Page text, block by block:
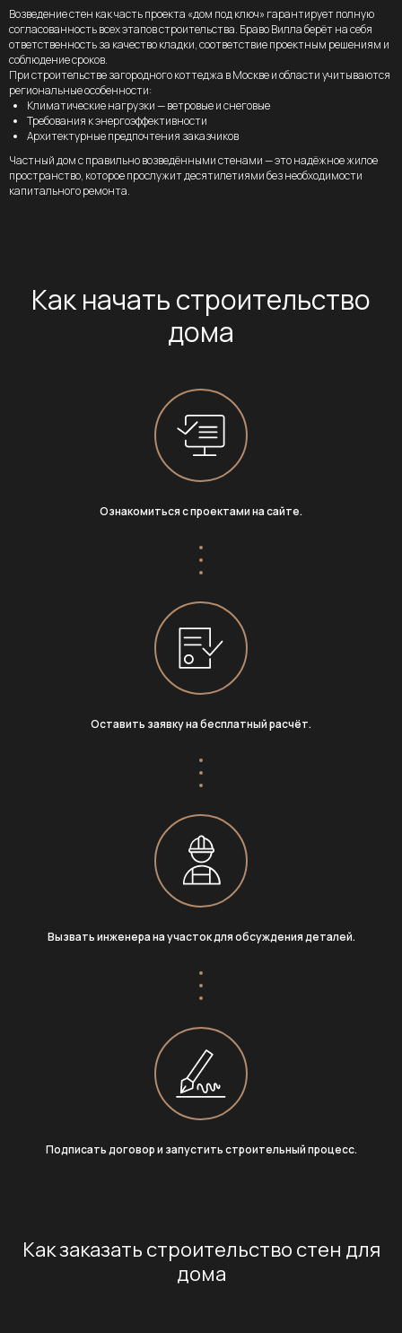
Возведение стен как часть проекта «дом под ключ» гарантирует полную
согласованность всех этапов строительства. Браво Вилла берёт на себя
ответственность за качество кладки, соответствие проектным решениям и
соблюдение сроков.
При строительстве загородного коттеджа в Москве и области учитываются
региональные особенности:
Климатические нагрузки — ветровые и снеговые
Требования к энергоэффективности
Архитектурные предпочтения заказчиков
Частный дом с правильно возведёнными стенами — это надёжное жилое
пространство, которое прослужит десятилетиями без необходимости
капитального ремонта.
Как начать строительство
дома
Ознакомиться с проектами на сайте.
Оставить заявку на бесплатный расчёт.
Вызвать инженера на участок для обсуждения деталей.
Подписать договор и запустить строительный процесс.
Как заказать строительство стен для
дома
Московская обл, г. Лобня,
ул. Лейтенанта Бойко, д.47
г. Москва, Щелковское ш., д. 100
info@bravovilla.ru
Викторович конфиденциальности